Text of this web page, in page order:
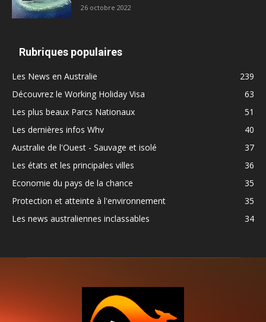
26 octobre 2022
Rubriques populaires
Les News en Australie
239
Découvrez le Working Holiday Visa
63
Les plus beaux Parcs Nationaux
51
Les dernières infos Whv
40
Australie de l'Ouest - Sauvage et isolé
37
Les états et les principales villes
36
Economie du pays de la chance
35
Protection et atteinte à l'environnement
35
Les news australiennes inclassables
34